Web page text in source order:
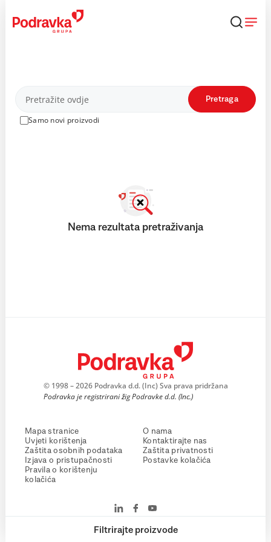
content
Proizvodi
Samo novi proizvodi
Pretraga
Filtrirajte proizvode
Nema rezultata pretraživanja
© 1998 – 2026 Podravka d.d. (Inc) Sva prava pridržana
Podravka je registrirani žig Podravke d.d. (Inc.)
Mapa stranice
Uvjeti korištenja
Zaštita osobnih podataka
Izjava o pristupačnosti
Pravila o korištenju
kolačića
O nama
Kontaktirajte nas
Zaštita privatnosti
Postavke kolačića